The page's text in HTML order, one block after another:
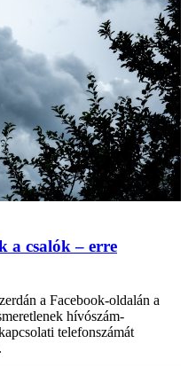
a csalók – erre
a Facebook-oldalán a
hívószám-
telefonszámát